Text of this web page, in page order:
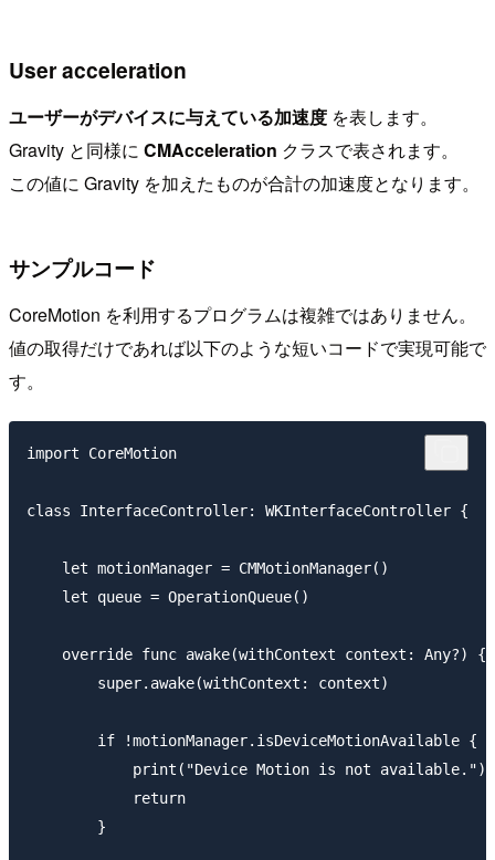
User acceleration
ユーザーがデバイスに与えている加速度 を表します。
Gravity と同様に CMAcceleration クラスで表されます。
この値に Gravity を加えたものが合計の加速度となります。
サンプルコード
CoreMotion を利用するプログラムは複雑ではありません。
値の取得だけであれば以下のような短いコードで実現可能で
す。
import CoreMotion
class InterfaceController: WKInterfaceController {
    let motionManager = CMMotionManager()
    let queue = OperationQueue()
    override func awake(withContext context: Any?) {
        super.awake(withContext: context)
        if !motionManager.isDeviceMotionAvailable {
            print("Device Motion is not available.")
            return
        }